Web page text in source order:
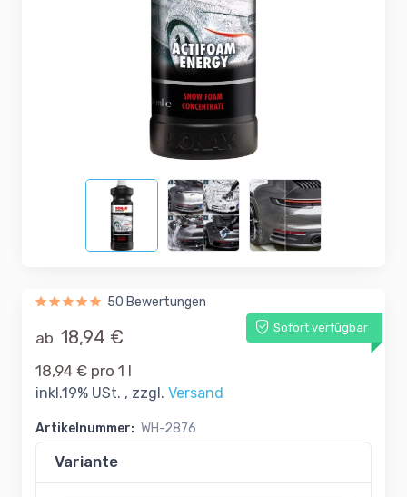
50 Bewertungen
Sofort verfügbar
ab 18,94 €
18,94 € pro 1 l
inkl.19% USt. , zzgl. Versand
Artikelnummer: WH-2876
Variante